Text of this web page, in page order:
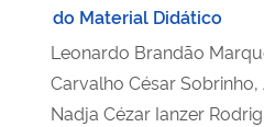
do Material Didático
Leonardo Brandão
Carvalho César
Nadja Cézar Ianzer